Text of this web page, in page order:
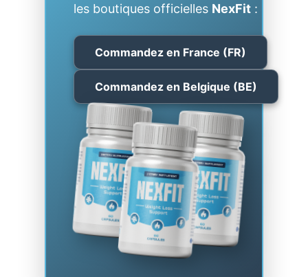
les boutiques officielles NexFit :
Commandez en France (FR)
Commandez en Belgique (BE)